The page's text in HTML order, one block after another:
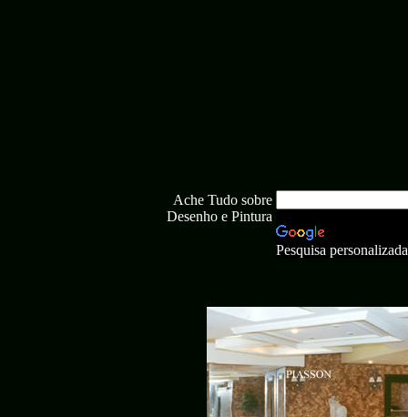
Ache Tudo sobre
Desenho e Pintura
Pesquisa personalizada